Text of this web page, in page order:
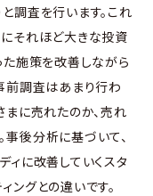
調査を行います。これ
にそれほど大きな投資
た施策を改善しながら
前調査はあまり行わ
まに売れたのか、売れ
後分析に基づいて、
に改善していくスタ
ングとの違いです。